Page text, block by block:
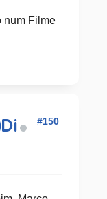
num Filme
#150